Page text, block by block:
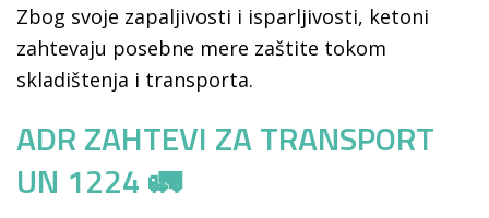
Zbog svoje zapaljivosti i isparljivosti, ketoni
zahtevaju posebne mere zaštite tokom
skladištenja i transporta.
ADR ZAHTEVI ZA TRANSPORT
UN 1224 🚛